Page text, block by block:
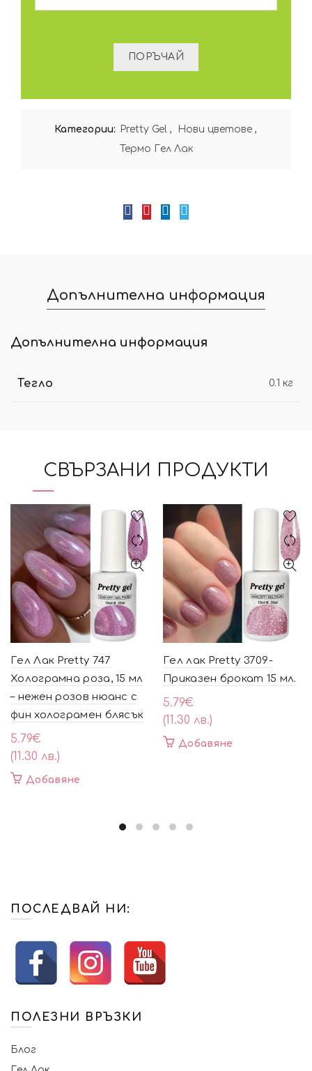
Категории: Pretty Gel , Нови цветове ,
Термо Гел Лак
Допълнителна информация
Допълнителна информация
Тегло 0.1 кг
СВЪРЗАНИ ПРОДУКТИ
Гел Лак Pretty 747
Холограмна роза, 15 мл
– нежен розов нюанс с
фин холограмен блясък
5.79€
(11.30 лв.)
Добавяне
Гел лак Pretty 3709-
Приказен брокат 15 мл.
5.79€
(11.30 лв.)
Добавяне
ПОСЛЕДВАЙ НИ:
ПОЛЕЗНИ ВРЪЗКИ
Блог